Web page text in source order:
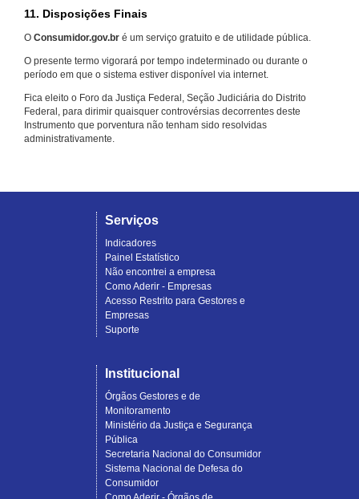
11. Disposições Finais
O Consumidor.gov.br é um serviço gratuito e de utilidade pública.
O presente termo vigorará por tempo indeterminado ou durante o
período em que o sistema estiver disponível via internet.
Fica eleito o Foro da Justiça Federal, Seção Judiciária do Distrito
Federal, para dirimir quaisquer controvérsias decorrentes deste
Instrumento que porventura não tenham sido resolvidas
administrativamente.
Serviços
Indicadores
Painel Estatístico
Não encontrei a empresa
Como Aderir - Empresas
Acesso Restrito para Gestores e
Empresas
Suporte
Institucional
Órgãos Gestores e de
Monitoramento
Ministério da Justiça e Segurança
Pública
Secretaria Nacional do Consumidor
Sistema Nacional de Defesa do
Consumidor